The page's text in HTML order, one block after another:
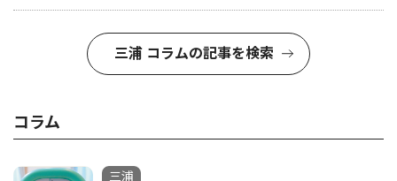
三浦 コラムの記事を検索
コラム
三浦